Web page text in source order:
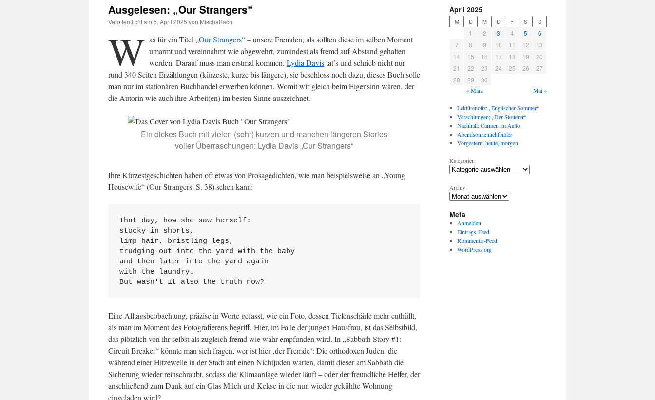
Ausgelesen: „Our Strangers“
Veröffentlicht am 5. April 2025 von MischaBach
W as für ein Titel „Our Strangers“ – unsere Fremden, als sollten diese im selben Moment
umarmt und vereinnahmt wie abgewehrt, zumindest als fremd auf Abstand gehalten
werden. Darauf muss man erstmal kommen. Lydia Davistat’s und schrieb nicht nur
rund 340 Seiten Erzählungen (kürzeste, kurze bis längere), sie beschloss noch dazu, dieses Buch solle
man nur im stationären Buchhandel erwerben können. Womit wir gleich beim Eigensinn wären, der
die Autorin wie auch ihre Arbeit(en) im besten Sinne auszeichnet.
Ein dickes Buch mit vielen (sehr) kurzen und manchen längeren Stories
voller Überraschungen: Lydia Davis „Our Strangers“
Ihre Kürzestgeschichten haben oft etwas von Prosagedichten, wie man beispielsweise an „Young
Housewife“ (Our Strangers, S. 38) sehen kann:
That day, how she saw herself:
stocky in shorts,
limp hair, bristling legs,
trudging out into the yard with the baby
and then later into the yard again
with the laundry.
But wasn't it also the truth now?
Eine Alltagsbeobachtung, präzise in Worte gefasst, wie ein Foto, dessen Tiefenschärfe mehr enthüllt,
als man im Moment des Fotografierens begriff. Hier, im Falle der jungen Hausfrau, ist das Selbstbild,
das plötzlich von ihr selbst als zugleich fremd wie wahr empfunden wird. In „Sabbath Story #1:
Circuit Breaker“ könnte man sich fragen, wer ist hier ‚der Fremde‘: Die orthodoxen Juden, die
während einer Hitzewelle in der Stadt auf einen Nichtjuden warten, damit dieser am Sabbath die
Sicherung wieder reinschraubt, sodass die Klimaanlage wieder läuft – oder der freundliche Helfer, der
anschließend zum Dank auf ein Glas Milch und Kekse in die nun wieder gekühlte Wohnung
eingeladen wird?
April 2025
M D M D F S S
1 2 3 4 5
6
7
8 9 10 11 12
13
14
15 16 17 18 19
20
21
22 23 24 25 26
27
28
29 30
« März Mai »
Lektürenotiz: „Englischer Sommer“
Verschlungen: „Der Stotterer“
Nachhall: Carmen im Aalto
Abendsonnenlichtbilder
Vorgestern, heute, morgen
Kategorien
Archiv
Meta
Anmelden
Eintrags-Feed
Kommentar-Feed
WordPress.org